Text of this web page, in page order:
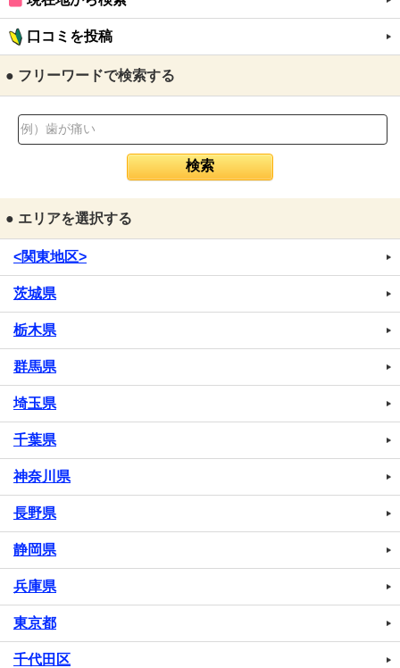
口コミを投稿
● フリーワードで検索する
● エリアを選択する
<関東地区>
茨城県
栃木県
群馬県
埼玉県
千葉県
神奈川県
長野県
静岡県
兵庫県
東京都
千代田区